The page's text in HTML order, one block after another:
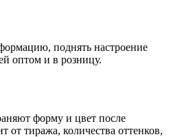
поднять настроение
оптом и в розницу.
форму и цвет после
тиража, количества оттенков,